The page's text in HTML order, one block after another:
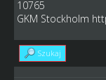
10765
GKM Stockholm
Szukaj